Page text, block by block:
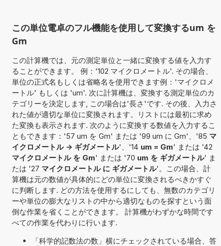
この単位電卓のフル機能を使用して変換するum を
Gm
この計算機では、元の測定単位と一緒に変換する値を入力す
ることができます。 例：'102 マイクロメートル'. その場合、
単位の正式名もしくは省略名を使用できます例：'マイクロメ
ートル' もしくは 'um'. 次に計算機は、変換する測定単位のカ
テゴリーを決定します, この場合は'長さ'です. その後、入力さ
れた値が適切な単位に変換されます。リストには最初に求め
た変換も表示されます. 次のように変換する数値を入力するこ
ともできます：'57 um を Gm' または '99 um に Gm'、'85 マ
イクロメートル -> ギガメートル'、'14 um = Gm' または '42
マイクロメートル を Gm' または '70 um を ギガメートル' ま
たは '27 マイクロメートル に ギガメートル'。この場合、計
算機は元の数値が具体的にどの単位に変換されるべきかすぐ
に判断します. どの方法を使用するにしても、無数のカテゴリ
ーや単位の膨大なリストの中から適切なものを探すという面
倒な作業を省くことができます。 計算機がわずかな時間です
べての作業を代わりに行います.
「科学的記数法の数」横にチェックされている場合、答